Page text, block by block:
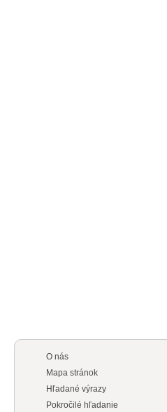
O nás
Mapa stránok
Hľadané výrazy
Pokročilé hľadanie